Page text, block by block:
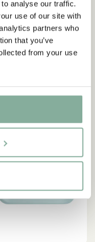
analyse our traffic.
use of our site with
partners who
that you’ve
from your use
Michel & Ida Tablett
- Beige
AUS LÖNNEBERGA
47.95 EUR